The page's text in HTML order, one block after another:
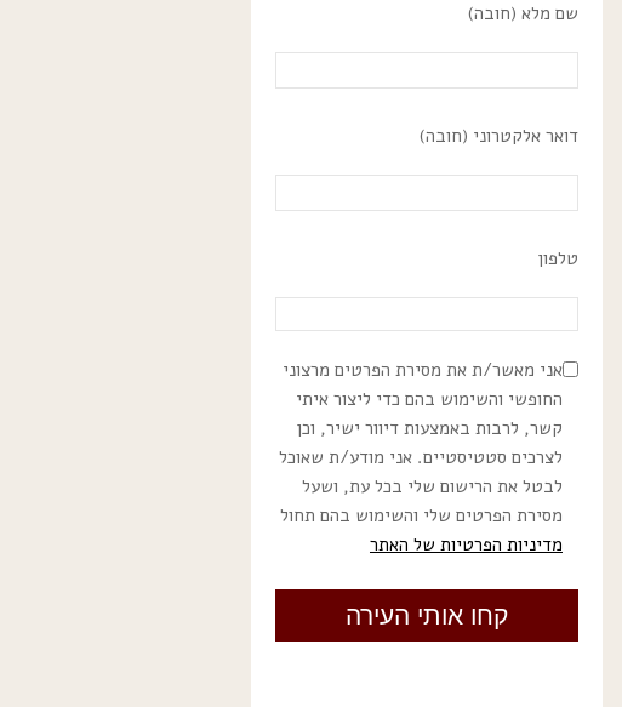
שם מלא (חובה)
דואר אלקטרוני (חובה)
טלפון
אני מאשר/ת את מסירת הפרטים מרצוני
החופשי והשימוש בהם כדי ליצור איתי
קשר, לרבות באמצעות דיוור ישיר, וכן
לצרכים סטטיסטיים. אני מודע/ת שאוכל
לבטל את הרישום שלי בכל עת, ושעל
מסירת הפרטים שלי והשימוש בהם תחול
מדיניות הפרטיות של האתר